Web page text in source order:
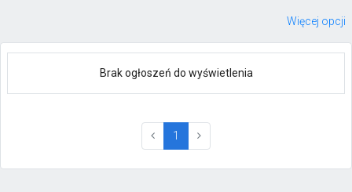
Więcej opcji
Brak ogłoszeń do wyświetlenia
1 (current)